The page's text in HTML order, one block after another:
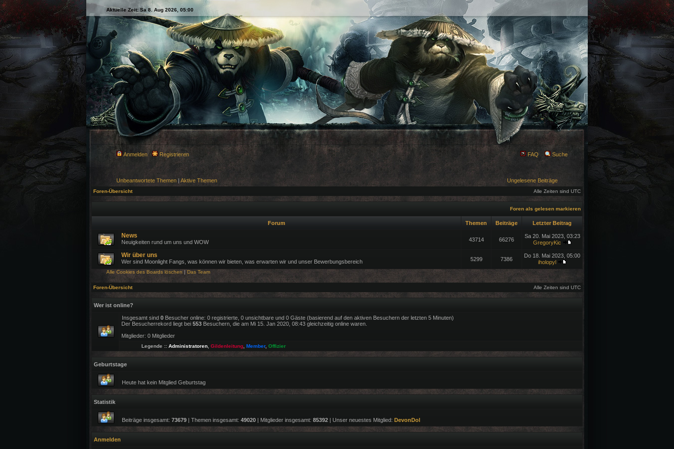
Aktuelle Zeit: Sa 8. Aug 2026, 05:00
Anmelden Registrieren FAQ Suche
Unbeantwortete Themen | Aktive Themen Ungelesene Beiträge
Foren-Übersicht Alle Zeiten sind UTC
Foren als gelesen markieren
Forum Themen Beiträge Letzter Beitrag
News
Neuigkeiten rund um uns und WOW 43714 66276
Sa 20. Mai 2023, 03:23
GregoryKic
Wir über uns
Wer sind Moonlight Fangs, was können wir bieten, was erwarten wir und unser Bewerbungsbereich 5299 7386
Do 18. Mai 2023, 05:00
iholopyl
Alle Cookies des Boards löschen | Das Team
Foren-Übersicht Alle Zeiten sind UTC
Wer ist online?
Insgesamt sind 0 Besucher online: 0 registrierte, 0 unsichtbare und 0 Gäste (basierend auf den aktiven Besuchern der letzten 5 Minuten)
Der Besucherrekord liegt bei 553 Besuchern, die am Mi 15. Jan 2020, 08:43 gleichzeitig online waren.
Mitglieder: 0 Mitglieder
Legende :: Administratoren Gildenleitung Member, Offizier
Geburtstage
Heute hat kein Mitglied Geburtstag
Statistik
Beiträge insgesamt: 73679 | Themen insgesamt: 49020 | Mitglieder insgesamt: 85392 | Unser neuestes Mitglied: DevonDol
Anmelden